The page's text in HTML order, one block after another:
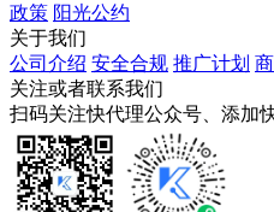
政策 阳光公约
关于我们
公司介绍 安全合规 推广计划
关注或者联系我们
扫码关注快代理公众号、添加